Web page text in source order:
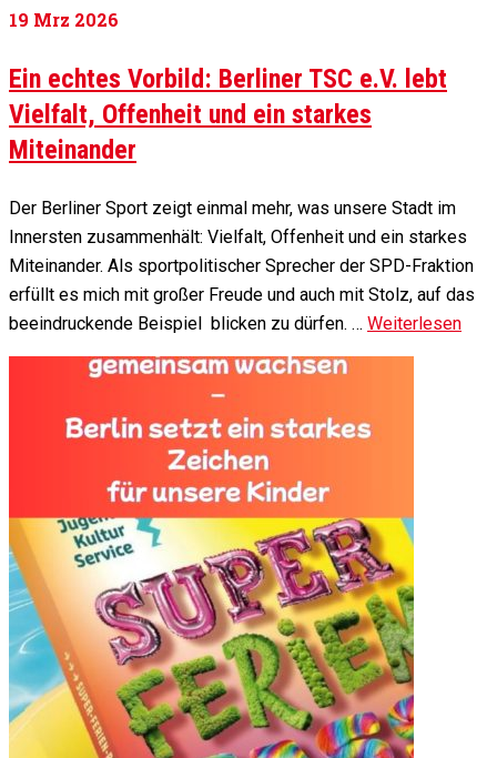
19 Mrz 2026
Ein echtes Vorbild: Berliner TSC e.V. lebt
Vielfalt, Offenheit und ein starkes
Miteinander
Der Berliner Sport zeigt einmal mehr, was unsere Stadt im
Innersten zusammenhält: Vielfalt, Offenheit und ein starkes
Miteinander. Als sportpolitischer Sprecher der SPD-Fraktion
erfüllt es mich mit großer Freude und auch mit Stolz, auf das
beeindruckende Beispiel blicken zu dürfen. … Weiterlesen